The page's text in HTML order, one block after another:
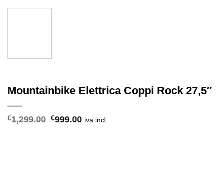
Mountainbike Elettrica Coppi Rock 27,5″
€1,299.00 Il
€999.00Iliva incl.